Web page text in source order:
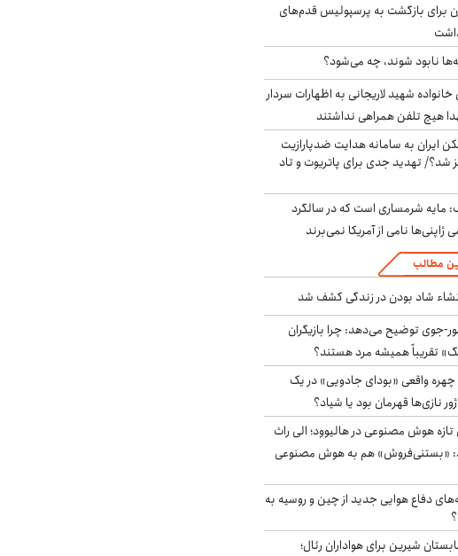
برای بازگشت به پرسپولیس قدم‌های
نابود شوند، چه می‌شود؟
شهید لاریجانی به اظهارات سردار
هیچ تلفن همراهی نداشتند
ایران به سامانه هدایت ضدپارازیت
شد؟/ تهدید جدی برای پاتریوت و تاد
مایه شرمساری است که در سالگرد
ژاپنی‌ها نامی از آمریکا نمی‌برند
مطالب
شاد بودن در زندگی کشف شد
جوی توضیح می‌دهد: چرا بازیگران
تقریباً همیشه مرد هستند؟
واقعی «بودای جادویی» در یک
نازی‌ها قهرمان بود یا شیاد؟
هوش مصنوعی در هالیوود؛ الی راث
«بستنی‌فروش» هم به هوش مصنوعی
دفاع هوایی جدید از چین و روسیه به
شیرین برای هواداران رئال؛